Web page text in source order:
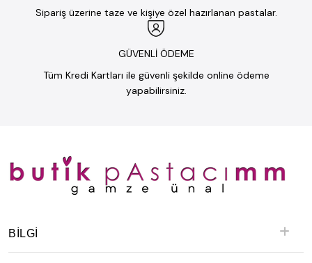
Sipariş üzerine taze ve kişiye özel hazırlanan pastalar.
GÜVENLİ ÖDEME
Tüm Kredi Kartları ile güvenli şekilde online ödeme
yapabilirsiniz.
BILGI